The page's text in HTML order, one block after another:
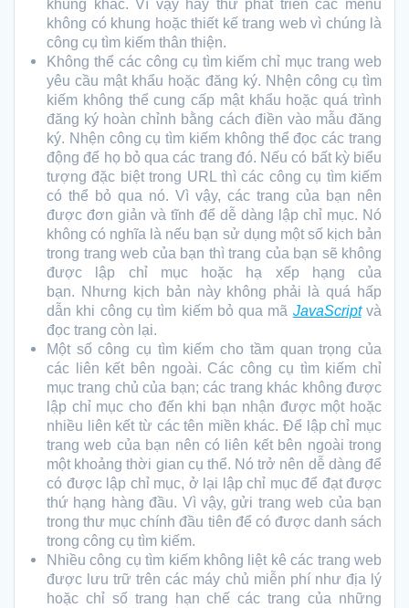
khung khác. Vì vậy hãy thử phát triển các menu
không có khung hoặc thiết kế trang web vì chúng là
công cụ tìm kiếm thân thiện.
Không thể các công cụ tìm kiếm chỉ mục trang web
yêu cầu mật khẩu hoặc đăng ký. Nhện công cụ tìm
kiếm không thể cung cấp mật khẩu hoặc quá trình
đăng ký hoàn chỉnh bằng cách điền vào mẫu đăng
ký. Nhện công cụ tìm kiếm không thể đọc các trang
động để họ bỏ qua các trang đó. Nếu có bất kỳ biểu
tượng đặc biệt trong URL thì các công cụ tìm kiếm
có thể bỏ qua nó. Vì vậy, các trang của bạn nên
được đơn giản và tĩnh để dễ dàng lập chỉ mục. Nó
không có nghĩa là nếu bạn sử dụng một số kịch bản
trong trang web của bạn thì trang của bạn sẽ không
được lập chỉ mục hoặc hạ xếp hạng của
bạn. Nhưng kịch bản này không phải là quá hấp
dẫn khi công cụ tìm kiếm bỏ qua mã JavaScriptvà
đọc trang còn lại.
Một số công cụ tìm kiếm cho tầm quan trọng của
các liên kết bên ngoài. Các công cụ tìm kiếm chỉ
mục trang chủ của bạn; các trang khác không được
lập chỉ mục cho đến khi bạn nhận được một hoặc
nhiều liên kết từ các tên miền khác. Để lập chỉ mục
trang web của bạn nên có liên kết bên ngoài trong
một khoảng thời gian cụ thể. Nó trở nên dễ dàng để
có được lập chỉ mục, ở lại lập chỉ mục để đạt được
thứ hạng hàng đầu. Vì vậy, gửi trang web của bạn
trong thư mục chính đầu tiên để có được danh sách
trong công cụ tìm kiếm.
Nhiều công cụ tìm kiếm không liệt kê các trang web
được lưu trữ trên các máy chủ miễn phí như địa lý
hoặc chỉ số trang hạn chế các trang của những